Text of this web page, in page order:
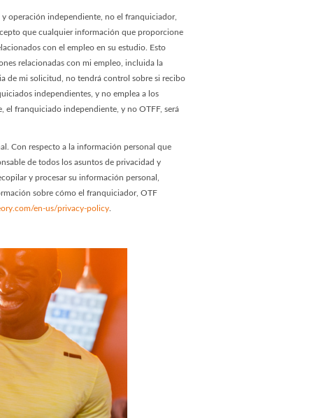
operación independiente, no el franquiciador,
que cualquier información que proporcione
con el empleo en su estudio. Esto
relacionadas con mi empleo, incluida la
de mi solicitud, no tendrá control sobre si recibo
independientes, y no emplea a los
el franquiciado independiente, y no OTFF, será
Con respecto a la información personal que
de todos los asuntos de privacidad y
y procesar su información personal,
sobre cómo el franquiciador, OTF
en-us/privacy-policy